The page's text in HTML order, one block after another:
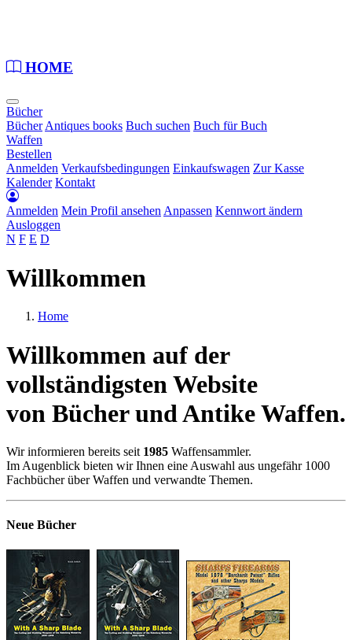
HOME
Bücher
BücherAntiques books Buch suchen Buch für Buch
Waffen
Bestellen
Anmelden Verkaufsbedingungen Einkaufswagen Zur Kasse
Kalender Kontakt
Anmelden Mein Profil ansehenAnpassen Kennwort ändern
Ausloggen
N F E D
Willkommen
Home
Willkommen auf der
vollständigsten Website
von Bücher und Antike Waffen.
Wir informieren bereits seit 1985 Waffensammler.
Im Augenblick bieten wir Ihnen eine Auswahl aus ungefähr 1000
Fachbücher über Waffen und verwandte Themen.
Neue Bücher